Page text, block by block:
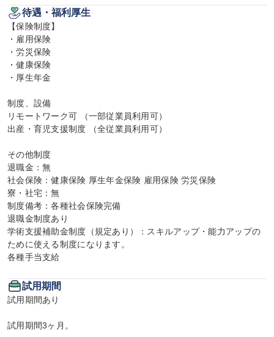
待遇・福利厚生
【保険制度】
・雇用保険
・労災保険
・健康保険
・厚生年金
制度、設備
リモートワーク可 （一部従業員利用可）
出産・育児支援制度 （全従業員利用可）
その他制度
退職金：無
社会保険：健康保険 厚生年金保険 雇用保険 労災保険
寮・社宅：無
制度備考：各種社会保険完備
退職金制度あり
学術支援補助金制度（規定あり）：スキルアップ・能力アップの
ために使える制度になります。
各種手当支給
試用期間
試用期間あり
試用期間3ヶ月。